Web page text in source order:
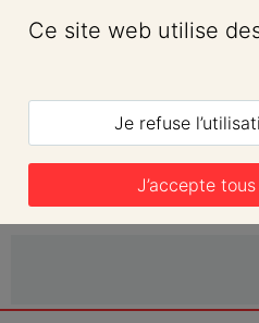
Ce site web utilise
Je refuse
J’accepte